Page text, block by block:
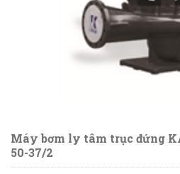
Máy bơm ly tâm trục đứng
50-37/2